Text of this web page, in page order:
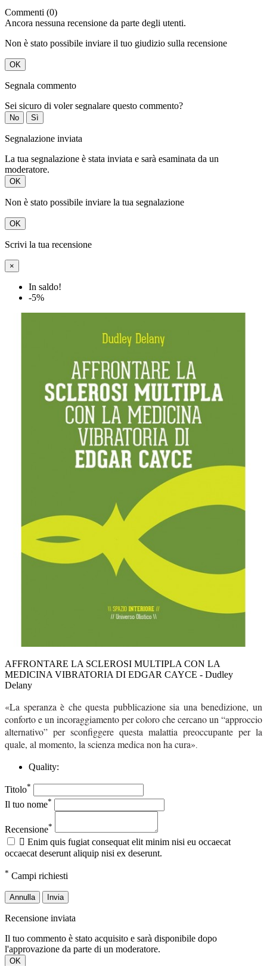
Commenti (0)
Ancora nessuna recensione da parte degli utenti.
Non è stato possibile inviare il tuo giudizio sulla recensione
OK
Segnala commento
Sei sicuro di voler segnalare questo commento?
No Sì
Segnalazione inviata
La tua segnalazione è stata inviata e sarà esaminata da un
moderatore.
OK
Non è stato possibile inviare la tua segnalazione
OK
Scrivi la tua recensione
×
In saldo!
-5%
AFFRONTARE LA SCLEROSI MULTIPLA CON LA
MEDICINA VIBRATORIA DI EDGAR CAYCE - Dudley
Delany
«La speranza è che questa pubblicazione sia una benedizione, un
conforto e un incoraggiamento per coloro che cercano un “approccio
alternativo” per sconfiggere questa malattia preoccupante per la
quale, al momento, la scienza medica non ha cura»
Quality:
Titolo*
Il tuo nome*
Recensione*
 Enim quis fugiat consequat elit minim nisi eu occaecat
occaecat deserunt aliquip nisi ex deserunt.
* Campi richiesti
Annulla Invia
Recensione inviata
Il tuo commento è stato acquisito e sarà disponibile dopo
l'approvazione da parte di un moderatore.
OK